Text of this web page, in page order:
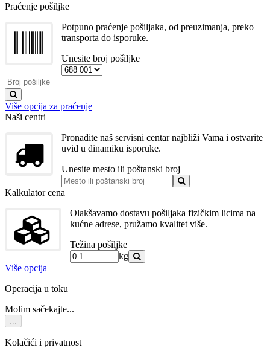
Praćenje pošiljke
Potpuno praćenje pošiljaka, od preuzimanja, preko
transporta do isporuke.
Unesite broj pošiljke
Više opcija za praćenje
Naši centri
Pronađite naš servisni centar najbliži Vama i ostvarite
uvid u dinamiku isporuke.
Unesite mesto ili poštanski broj
Kalkulator cena
Olakšavamo dostavu pošiljaka fizičkim licima na
kućne adrese, pružamo kvalitet više.
Težina pošiljke
kg
Više opcija
Operacija u toku
Molim sačekajte...
Kolačići i privatnost